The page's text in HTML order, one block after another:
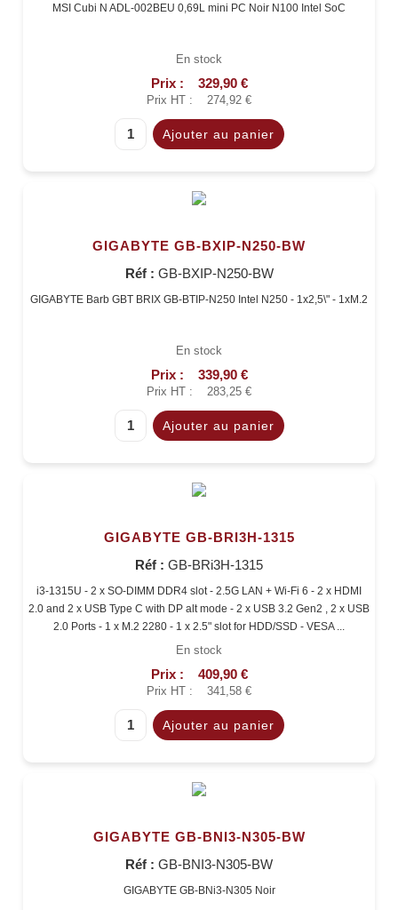
MSI Cubi N ADL-002BEU 0,69L mini PC Noir N100 Intel SoC
En stock
Prix : 329,90 €
Prix HT : 274,92 €
GIGABYTE GB-BXIP-N250-BW
Réf : GB-BXIP-N250-BW
GIGABYTE Barb GBT BRIX GB-BTIP-N250 Intel N250 - 1x2,5\" - 1xM.2
En stock
Prix : 339,90 €
Prix HT : 283,25 €
GIGABYTE GB-BRI3H-1315
Réf : GB-BRi3H-1315
i3-1315U - 2 x SO-DIMM DDR4 slot - 2.5G LAN + Wi-Fi 6 - 2 x HDMI
2.0 and 2 x USB Type C with DP alt mode - 2 x USB 3.2 Gen2 , 2 x USB
2.0 Ports - 1 x M.2 2280 - 1 x 2.5" slot for HDD/SSD - VESA ...
En stock
Prix : 409,90 €
Prix HT : 341,58 €
GIGABYTE GB-BNI3-N305-BW
Réf : GB-BNI3-N305-BW
GIGABYTE GB-BNi3-N305 Noir